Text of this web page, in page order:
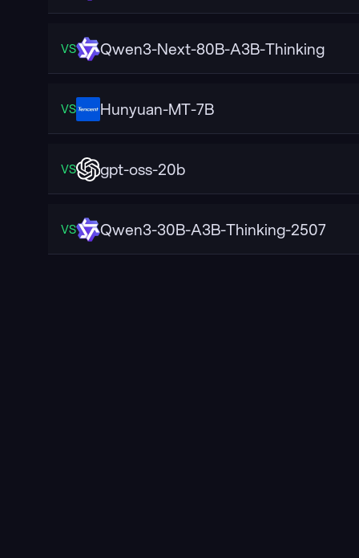
VS Qwen3-Next-80B-A3B-Thinking
VS Hunyuan-MT-7B
VS gpt-oss-20b
VS Qwen3-30B-A3B-Thinking-2507